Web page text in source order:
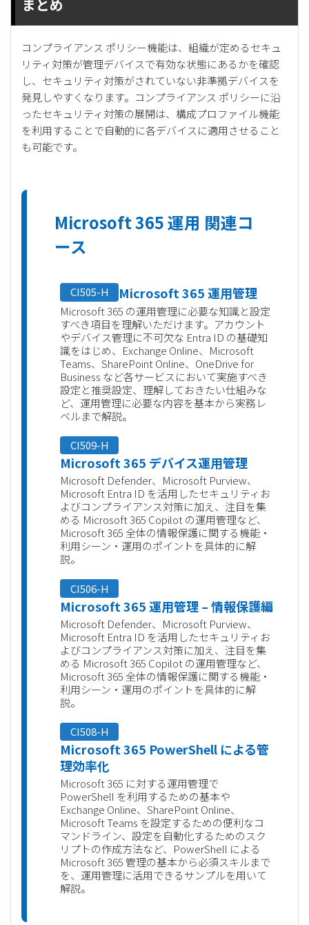
まとめ
コンプライアンス ポリシー機能は、組織が定めるセキュ
リティ対策が管理デバイスで有効な状態にあるかを確認
し、セキュリティ対策がされていない非準拠デバイスを
発見しやすくなります。コンプライアンス ポリシーに沿
ったセキュリティ対策の展開は、構成プロファイル機能
を利用することで自動的に各デバイスに適用させること
も可能です。
Microsoft 365 運用 関連コ
ース
CI505-H Microsoft 365 運用管理
Microsoft 365 の運用管理に必要な知識と設定
すべき項目を理解いただけます。アカウント
やデバイス管理に不可欠な Entra ID の基礎知
識をはじめ、Exchange Online、Microsoft
Teams、SharePoint Online、OneDrive for
Business など各サービスにおいて実施すべき
設定と推奨設定、理解しておきたい仕組みな
ど、運用管理に必要な内容を基本から実務レ
ベルまで解説。
CI509-H
Microsoft 365 デバイス運用管理
Microsoft Defender、Microsoft Purview、
Microsoft Entra ID を活用したセキュリティお
よびコンプライアンス対策に加え、注目を集
める Microsoft 365 Copilot の運用管理など、
Microsoft 365 全体の情報保護に関する機能・
利用シーン・運用のポイントを具体的に解
説。
CI506-H
Microsoft 365 運用管理 – 情報保護編
Microsoft Defender、Microsoft Purview、
Microsoft Entra ID を活用したセキュリティお
よびコンプライアンス対策に加え、注目を集
める Microsoft 365 Copilot の運用管理など、
Microsoft 365 全体の情報保護に関する機能・
利用シーン・運用のポイントを具体的に解
説。
CI508-H
Microsoft 365 PowerShell による管
理効率化
Microsoft 365 に対する運用管理で
PowerShell を利用するための基本や
Exchange Online、SharePoint Online、
Microsoft Teams を設定するための便利なコ
マンドライン、設定を自動化するためのスク
リプトの作成方法など、PowerShell による
Microsoft 365 管理の基本から必須スキルまで
を、運用管理に活用できるサンプルを用いて
解説。